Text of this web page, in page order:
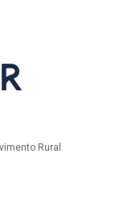
Rural